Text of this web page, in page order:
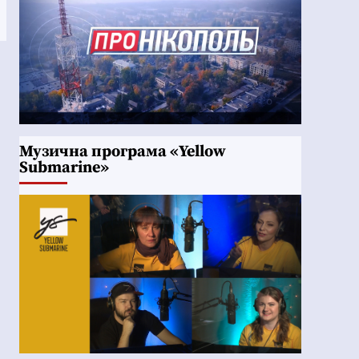
Музична програма «Yellow
Submarine»